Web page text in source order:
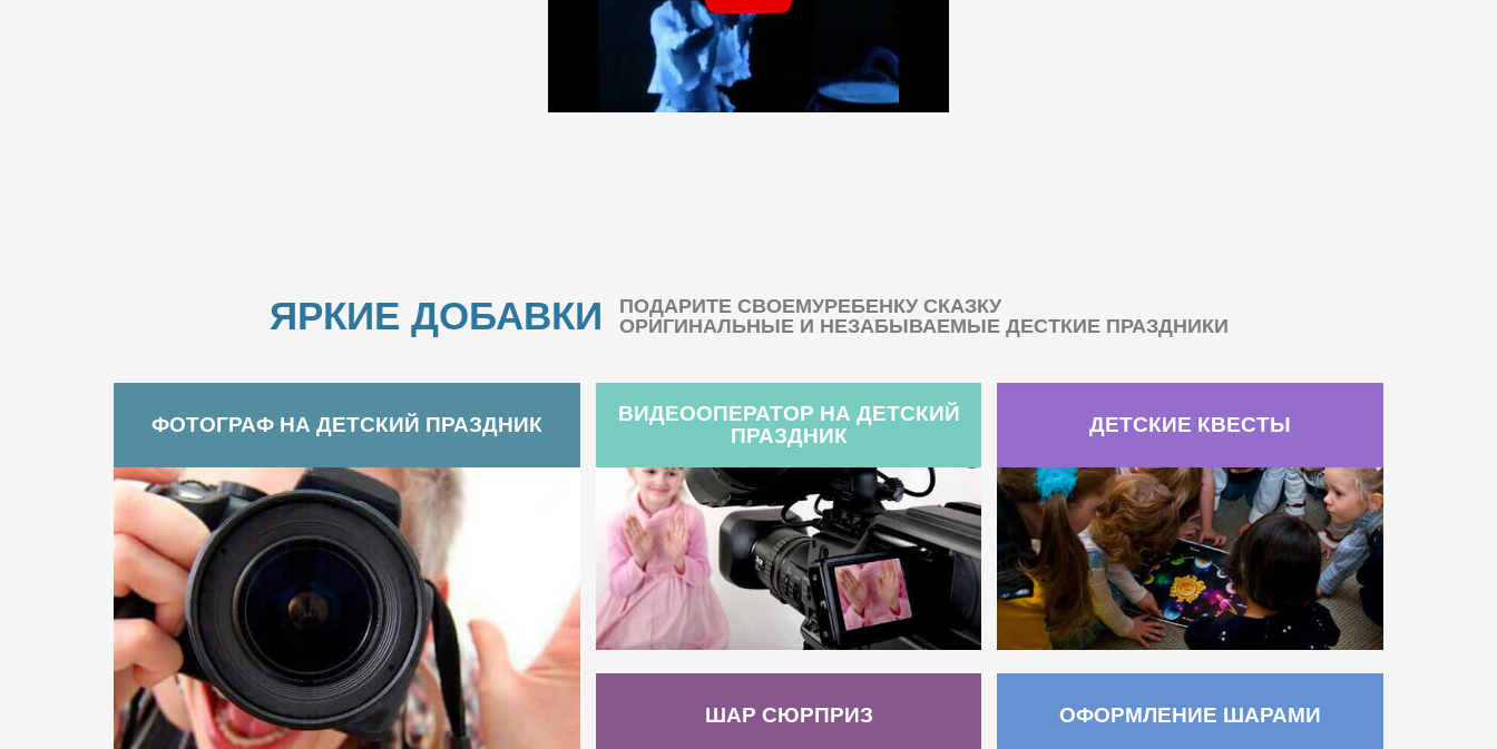
ЯРКИЕ ДОБАВКИ
ПОДАРИТЕ СВОЕМУРЕБЕНКУ СКАЗКУ
ОРИГИНАЛЬНЫЕ И НЕЗАБЫВАЕМЫЕ ДЕСТКИЕ ПРАЗДНИКИ
ФОТОГРАФ НА ДЕТСКИЙ ПРАЗДНИК
ВИДЕООПЕРАТОР НА ДЕТСКИЙ
ПРАЗДНИК
ДЕТСКИЕ КВЕСТЫ
ШАР СЮРПРИЗ ОФОРМЛЕНИЕ ШАРАМИ